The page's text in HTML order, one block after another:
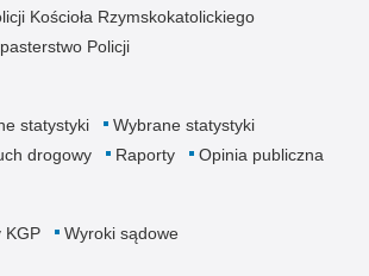
Kościoła Rzymskokatolickiego
Policji
statystyki
Wybrane statystyki
drogowy Raporty Opinia publiczna
KGP Wyroki sądowe